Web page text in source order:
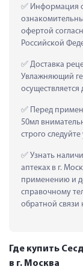
Информация
офертой
Российской
Доставка
Увлажняющий
Перед
50мл
строго
Узнать
аптеках в г.
применению и
справочному
обратной связи
Где купить
в г. Москва